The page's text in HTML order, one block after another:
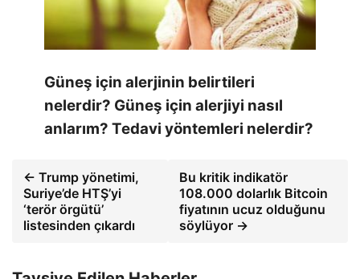
Güneş için alerjinin belirtileri
nelerdir? Güneş için alerjiyi nasıl
anlarım? Tedavi yöntemleri nelerdir?
← Trump yönetimi,
Suriye’de HTŞ’yi
‘terör örgütü’
listesinden çıkardı
Bu kritik indikatör
108.000 dolarlık Bitcoin
fiyatının ucuz olduğunu
söylüyor →